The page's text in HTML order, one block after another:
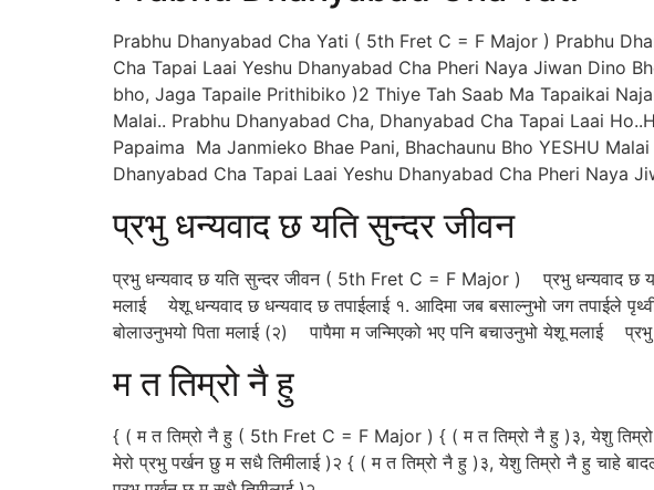
Prabhu Dhanyabad Cha Yati ( 5th Fret C = F Major ) Prabhu
Cha Tapai Laai Yeshu Dhanyabad Cha Pheri Naya Jiwan Dino
bho, Jaga Tapaile Prithibiko )2 Thiye Tah Saab Ma Tapaikai
Malai.. Prabhu Dhanyabad Cha, Dhanyabad Cha Tapai Laai
Papaima Ma Janmieko Bhae Pani, Bhachaunu Bho YESHU
Dhanyabad Cha Tapai Laai Yeshu Dhanyabad Cha Pheri Naya
प्रभु धन्यवाद छ यति सुन्दर जीवन
प्रभु धन्यवाद छ यति सुन्दर जीवन ( 5th Fret C = F Major ) प्रभु धन्यवाद छ
मलाई येशू धन्यवाद छ धन्यवाद छ तपाईलाई १. आदिमा जब बसाल्नुभो जग तपाईले
बोलाउनुभयो पिता मलाई (२) पापैमा म जन्मिएको भए पनि बचाउनुभो येशू मलाई
म त तिम्रो नै हु
{ ( म त तिम्रो नै हु ( 5th Fret C = F Major ) { ( म त तिम्रो नै हु )३, येशु तिम्रो
मेरो प्रभु पर्खन छु म सधै तिमीलाई )२ { ( म त तिम्रो नै हु )३, येशु तिम्रो नै हु चाहे